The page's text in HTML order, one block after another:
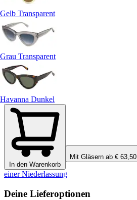
Gelb Transparent
Grau Transparent
Havanna Dunkel
In den Warenkorb
Mit Gläsern ab € 63,50
einer Niederlassung
Deine Lieferoptionen